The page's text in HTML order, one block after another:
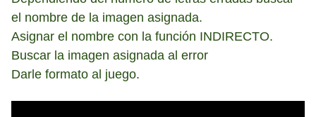
el nombre de la imagen asignada.
Asignar el nombre con la función INDIRECTO.
Buscar la imagen asignada al error
Darle formato al juego.